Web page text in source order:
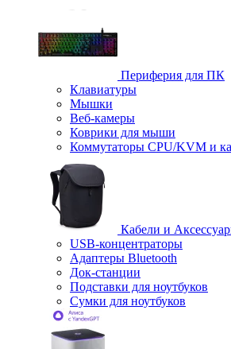
Периферия для ПК
Клавиатуры
Мышки
Веб-камеры
Коврики для мыши
Коммутаторы CPU/KVM и
Кабели и
USB-концентраторы
Адаптеры Bluetooth
Док-станции
Подставки для ноутбуков
Сумки для ноутбуков